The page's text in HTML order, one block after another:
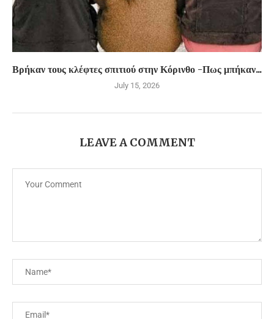
Βρήκαν τους κλέφτες σπιτιού στην Κόρινθο -Πως μπήκαν...
July 15, 2026
LEAVE A COMMENT